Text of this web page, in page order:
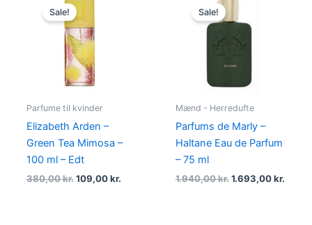
Sale!
Parfume til kvinder
Elizabeth Arden –
Green Tea Mimosa –
100 ml – Edt
380,00kr.
price
was:
380,00 kr..
109,00kr.
Sale!
Mænd - Herredufte
Parfums de Marly –
Haltane Eau de Parfum
– 75 ml
1.940,00kr.
was:
1.940,00 kr..
1.693,00kr.